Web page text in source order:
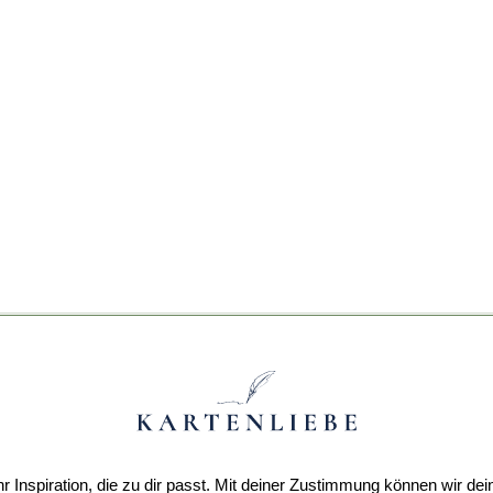
Inspiration, die zu dir passt. Mit deiner Zustimmung können wir